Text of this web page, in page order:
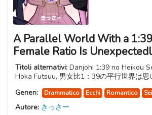
A Parallel World With a
Female Ratio Is
Titoli alternativi: Danjohi 1:39 no Heikou
Hoka Futsuu, 男女比1：39の平行世界は思
Generi:
Drammatico Ecchi Romantico
Autore: きっさー